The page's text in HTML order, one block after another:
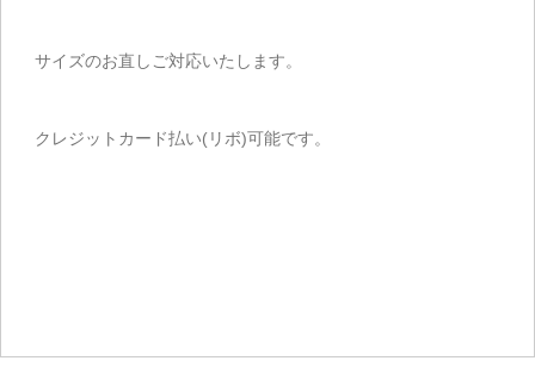
サイズのお直しご対応いたします。
クレジットカード払い(リボ)可能です。